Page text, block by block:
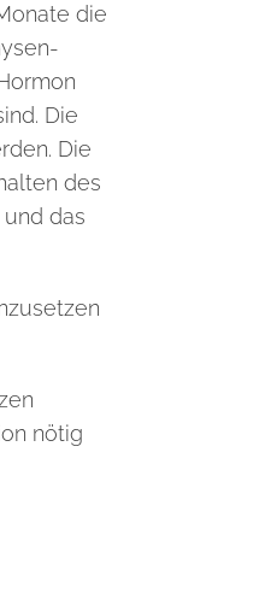
die
Die
Die
des
das
nötig